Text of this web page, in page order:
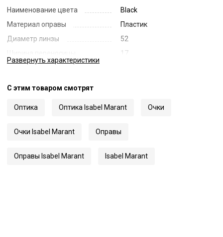
Наименование цвета
Black
Материал оправы
Пластик
Диаметр линзы
52
17
Развернуть характеристики
С этим товаром смотрят
Оптика Оптика Isabel Marant Очки
Очки Isabel Marant Оправы
Оправы Isabel Marant Isabel Marant